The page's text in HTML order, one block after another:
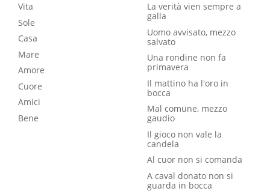
Vita
Sole
Casa
Mare
Amore
Cuore
Amici
Bene
La verità vien sempre a
galla
Uomo avvisato, mezzo
salvato
Una rondine non fa
primavera
Il mattino ha l'oro in
bocca
Mal comune, mezzo
gaudio
Il gioco non vale la
candela
Al cuor non si comanda
A caval donato non si
guarda in bocca